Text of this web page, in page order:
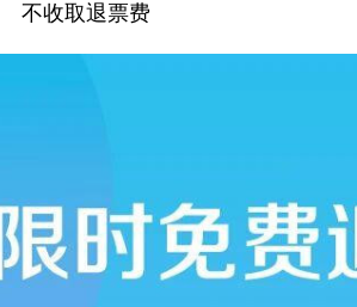
不收取退票费